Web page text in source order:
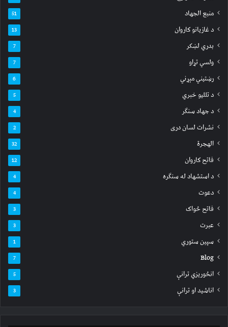
منبع الجهاد 51
د غازیانو کاروان 13
بدري لښکر 7
ولسي تړاو 7
رښتیني مېړني 6
د تللیو خبري 5
د جهاد سنګر 4
نشرات لسان دری 2
الهجرة 32
فاتح کاروان 12
د استشهاد له سنګره 4
دعوت 4
فاتح ځواک 3
عبرت 3
سپين ستوري 1
Blog
7
انځوریزي ترانې 5
اناشید او ترانې 3